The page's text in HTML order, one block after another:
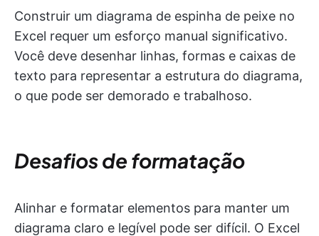
Construir um diagrama de espinha de peixe no
Excel requer um esforço manual significativo.
Você deve desenhar linhas, formas e caixas de
texto para representar a estrutura do diagrama,
o que pode ser demorado e trabalhoso.
Desafios de formatação
Alinhar e formatar elementos para manter um
diagrama claro e legível pode ser difícil. O Excel